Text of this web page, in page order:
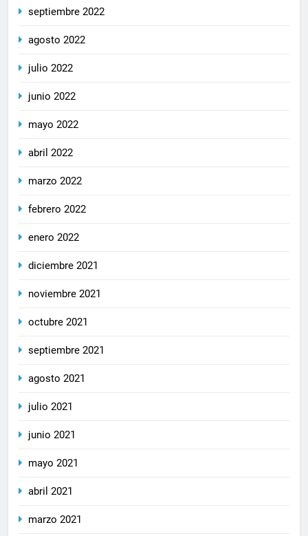
septiembre 2022
agosto 2022
julio 2022
junio 2022
mayo 2022
abril 2022
marzo 2022
febrero 2022
enero 2022
diciembre 2021
noviembre 2021
octubre 2021
septiembre 2021
agosto 2021
julio 2021
junio 2021
mayo 2021
abril 2021
marzo 2021